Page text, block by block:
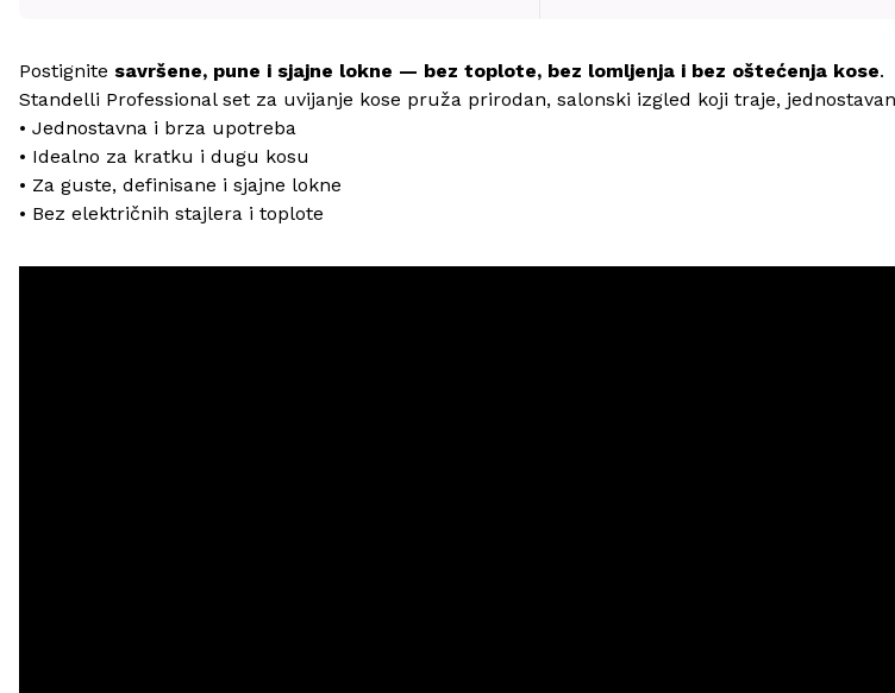
Postignite savršene, pune i sjajne lokne — bez toplote, bez lomljenja i bez oštećenja kose.
Standelli Professional set za uvijanje kose pruža prirodan, salonski izgled koji traje,
• Jednostavna i brza upotreba
• Idealno za kratku i dugu kosu
• Za guste, definisane i sjajne lokne
• Bez električnih stajlera i toplote